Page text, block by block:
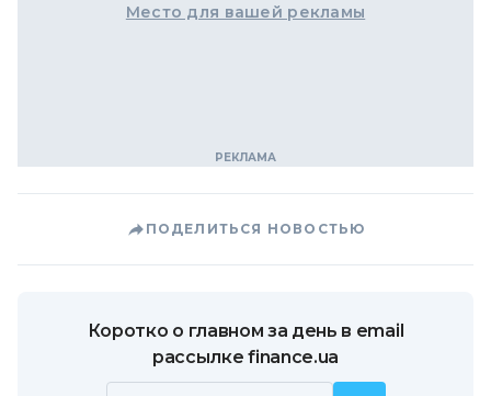
Место для вашей рекламы
ПОДЕЛИТЬСЯ НОВОСТЬЮ
Коротко о главном за день в email
рассылке finance.ua